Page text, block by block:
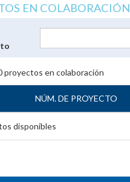
EN COLABORACIÓN
proyectos en colaboración
NÚM. DE PROYECTO
disponibles